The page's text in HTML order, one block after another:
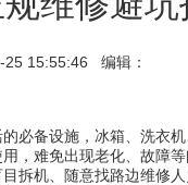
25 15:55:46 编辑：
必备设施，冰箱、洗衣
，难免出现老化、故障
拆机、随意找路边维修